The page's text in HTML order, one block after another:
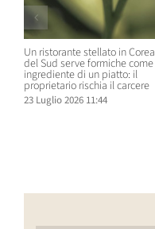
Un ristorante stellato in Corea
del Sud serve formiche come
ingrediente di un piatto: il
proprietario rischia il carcere
23 Luglio 2026 11:44